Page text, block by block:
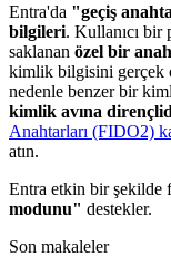
Entra'da "geçiş
bilgileri. Kullanıcı bir
saklanan özel bir
kimlik bilgisini gerçek
nedenle benzer bir
kimlik avına
Anahtarları (FIDO2)
atın.
Entra etkin bir şekilde
modunu" destekler.
Son makaleler